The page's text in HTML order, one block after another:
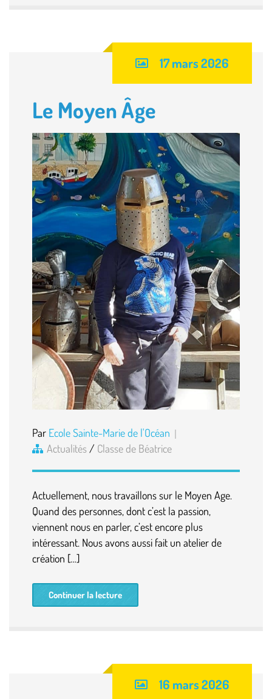
17 mars 2026
Le Moyen Âge
Par Ecole Sainte-Marie de l'Océan
Actualités / Classe de Béatrice
Actuellement, nous travaillons sur le Moyen Age.
Quand des personnes, dont c’est la passion,
viennent nous en parler, c’est encore plus
intéressant. Nous avons aussi fait un atelier de
création […]
Continuer la lecture
16 mars 2026